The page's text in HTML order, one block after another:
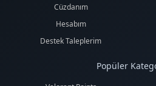
Cüzdanım
Hesabım
Destek Taleplerim
Popüler